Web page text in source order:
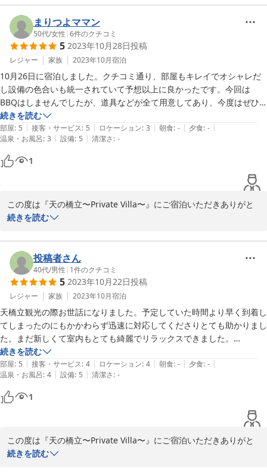
BBQ楽しんでいただけて幸いです。
引き続きご愛顧のほどよろしくお願いいたします。
2023-11-14
まりつよママン
50代/女性 |6件のクチコミ
5 2023年10月28日投稿
レジャー 家族 2023年10月宿泊
10月26日に宿泊しました。クチコミ通り、部屋もキレイでオシャレだ
し設備の色合いも統一されていて予想以上に良かったです。今回は
BBQはしませんでしたが、道具などが全て用意してあり、今度はぜひ
孫を連れて夏のプール時期に伺いたいなと思いました。
続きを読む
部屋: 5 | 接客・サービス: 5 | ロケーション: 3 | 朝食: - | 夕食: - |
温泉・お風呂: 3 | 設備: 5 | 清潔さ: -
1
この度は『天の橋立〜Private Villa〜』にご宿泊いただきありがと
うございました。お褒めの言葉をいただき、喜ばしい限りです。
今回、釣りで宮津にお越しと伺いました。
包丁、まな板等の調理器具もご用意しておりますので、またお越し
の際は、釣った魚でＢＢＱをお楽しみください。
プールは小さなお子様にもお楽しみいただけるように、５０cmと
１００cmの２種類の水深となっております。
2023-10-28
続きを読む
投稿者さん
40代/男性 | 1件のクチコミ
5 2023年10月22日投稿
レジャー 家族 2023年10月宿泊
天橋立観光の際お世話になりました。予定していた時間より早く到着し
てしまったのにもかかわらず迅速に対応してくださりとても助かりまし
た。まだ新しくて室内もとても綺麗でリラックスできました。
次回は友人とBBQしたりしてみたいです。
続きを読む
部屋: 5 | 接客・サービス: 4 | ロケーション: 4 | 朝食: - | 夕食: - |
温泉・お風呂: 4 | 設備: 5 | 清潔さ: -
1
この度は『天の橋立〜Private Villa〜』にご宿泊いただきありがと
うございました。サービスについてお褒めのお言葉を頂戴でき、喜
続きを読む